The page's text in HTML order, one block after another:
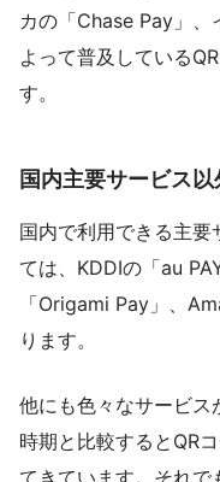
カの「Chase Pay」
よって普及している
す。
国内主要サービス
国内で利用できる主要
ては、KDDIの「au
「Origami Pay」、
ります。
他にも色々なサービス
時期と比較するとQR
てきています。それ